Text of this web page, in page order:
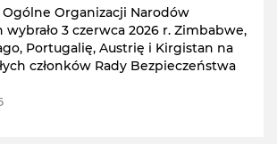
Organizacji Narodów
3 czerwca 2026 r. Zimbabwe,
Portugalię, Austrię i Kirgistan na
członków Rady Bezpieczeństwa